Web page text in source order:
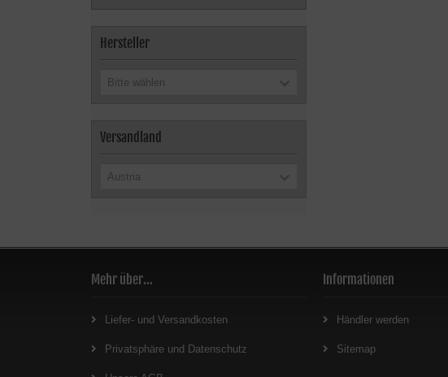
Hersteller
Bitte wählen
Versandland
Austria
Mehr über...
Liefer- und Versandkosten
Privatsphäre und Datenschutz
Informationen
Händler werden
Sitemap